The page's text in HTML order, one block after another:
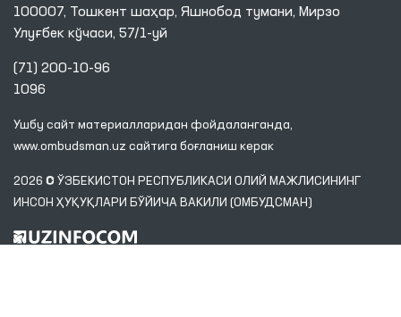
100007, Тошкент шаҳар, Яшнобод тумани, Мирзо
Улуғбек кўчаси, 57/1-уй
(71) 200-10-96
1096
Ушбу сайт материалларидан фойдаланганда,
www.ombudsman.uz сайтига боғланиш керак
2026 © ЎЗБЕКИСТОН РЕСПУБЛИКАСИ ОЛИЙ МАЖЛИСИНИНГ
ИНСОН ҲУҚУҚЛАРИ БЎЙИЧА ВАКИЛИ (ОМБУДСМАН)